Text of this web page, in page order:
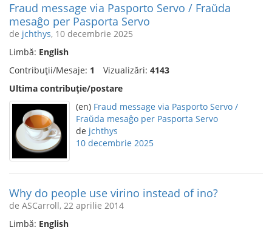
Fraud message via Pasporto Servo / Fraŭda
mesaĝo per Pasporta Servo
de jchthys, 10 decembrie 2025
Limbă: English
Contribuții/Mesaje: 1 Vizualizări: 4143
Ultima contribuție/postare
(en) Fraud message via Pasporto Servo /
Fraŭda mesaĝo per Pasporta Servo
de jchthys
10 decembrie 2025
Why do people use virino instead of ino?
de ASCarroll, 22 aprilie 2014
Limbă: English